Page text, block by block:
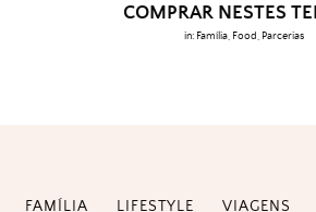
COMPRAR NESTES
in: Família Food Parcerias
FAMÍLIA LIFESTYLE VIAGENS